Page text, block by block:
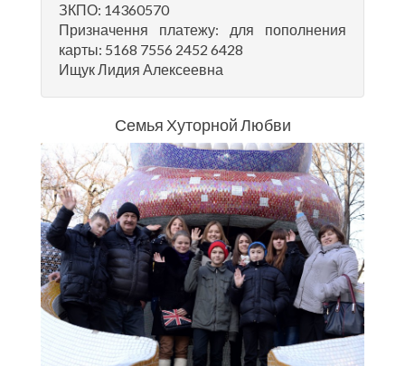
ЗКПО: 14360570
Призначення платежу: для пополнения
карты: 5168 7556 2452 6428
Ищук Лидия Алексеевна
Семья Хуторной Любви